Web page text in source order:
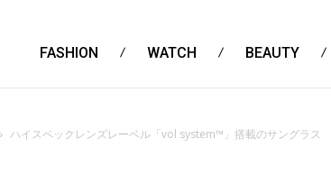
FASHION WATCH BEAUTY
ハイスペックレンズレーベル「vol system™」搭載のサングラス